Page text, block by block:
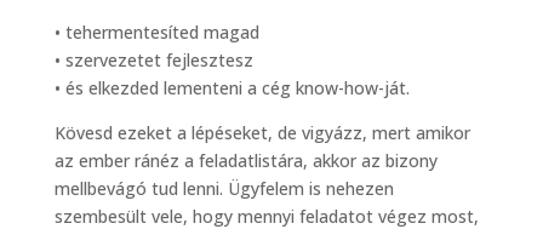
• tehermentesíted magad
• szervezetet fejlesztesz
• és elkezded lementeni a cég know-how-ját.
Kövesd ezeket a lépéseket, de vigyázz, mert amikor
az ember ránéz a feladatlistára, akkor az bizony
mellbevágó tud lenni. Ügyfelem is nehezen
szembesült vele, hogy mennyi feladatot végez most,